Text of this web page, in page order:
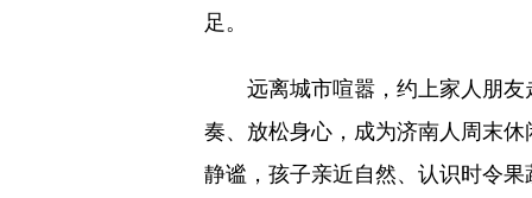
足。
远离城市喧嚣，约上家人朋友
奏、放松身心，成为济南人周末
静谧，孩子亲近自然、认识时令